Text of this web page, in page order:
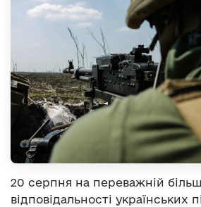
20 серпня на переважній
відповідальності українських